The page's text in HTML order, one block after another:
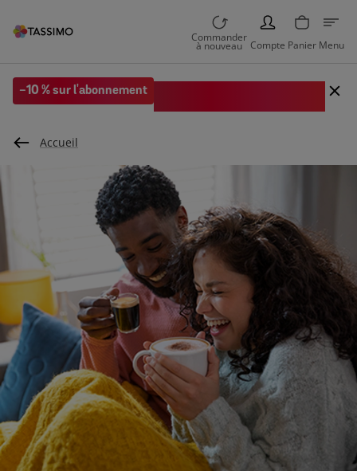
Commander
à nouveau
PERSON
Compte Panier Menu
-10 % sur l'abonnement
Accueil